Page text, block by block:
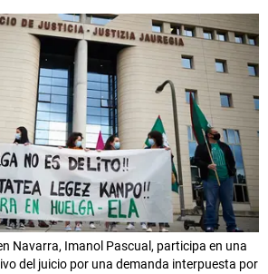
Navarra, Imanol Pascual, participa en una
del juicio por una demanda interpuesta por